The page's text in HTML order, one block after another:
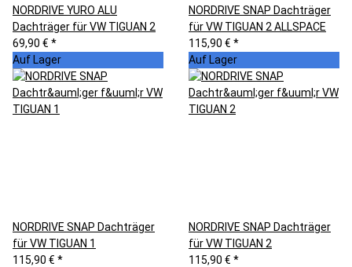
NORDRIVE YURO ALU
Dachträger für VW TIGUAN 2
69,90 € *
NORDRIVE SNAP Dachträger
für VW TIGUAN 2 ALLSPACE
115,90 € *
Auf Lager
NORDRIVE SNAP Dachträger
für VW TIGUAN 1
115,90 € *
Auf Lager
NORDRIVE SNAP Dachträger
für VW TIGUAN 2
115,90 € *